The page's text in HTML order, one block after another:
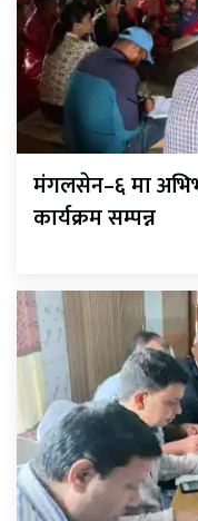
मंगलसेन–६ मा
कार्यक्रम सम्पन्न